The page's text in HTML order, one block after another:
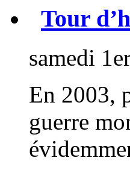
Tour
samedi
En 2003,
guerre